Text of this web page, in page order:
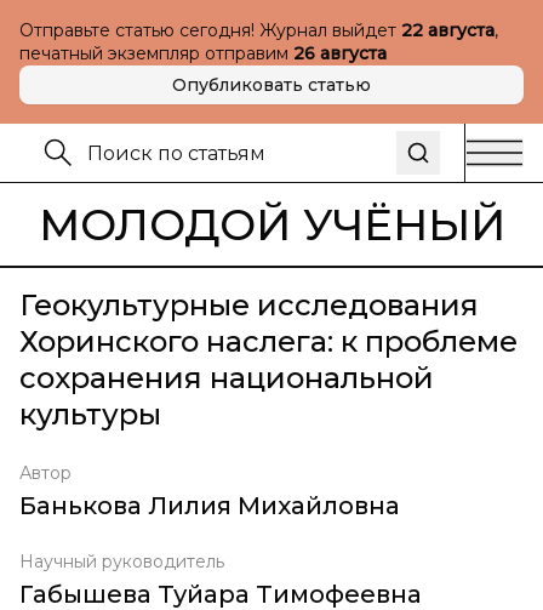
Отправьте статью сегодня! Журнал выйдет 22 августа,
печатный экземпляр отправим 26 августа
Опубликовать статью
МОЛОДОЙ УЧЁНЫЙ
Геокультурные исследования
Хоринского наслега: к проблеме
сохранения национальной
культуры
Автор
Банькова Лилия Михайловна
Научный руководитель
Габышева Туйара Тимофеевна